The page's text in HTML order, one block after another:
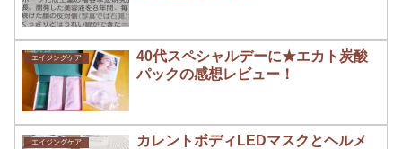
エイジングケア
40代スペシャルデーに★エカト炭酸
パックの感想レビュー！
エイジングケア
カレントボディLEDマスクとヘルメ